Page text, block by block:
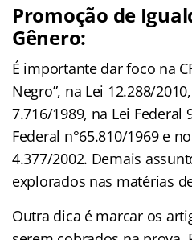
Promoção de
Gênero:
É importante dar foco na
Negro”, na Lei 12.288/
7.716/1989, na Lei Federal
Federal n°65.810/1969 e
4.377/2002. Demais
explorados nas matérias
Outra dica é marcar os